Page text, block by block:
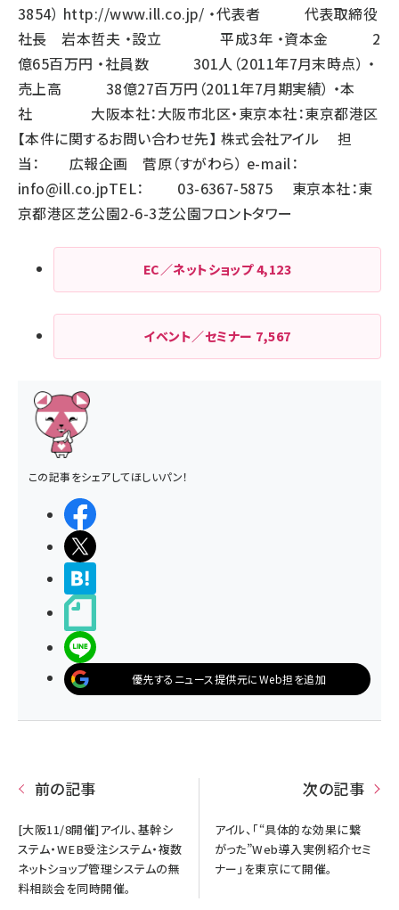
3854） http://www.ill.co.jp/ ・代表者 代表取締役
社長 岩本哲夫 ・設立 平成3年 ・資本金 2
億65百万円 ・社員数 301人（2011年7月末時点） ・
売上高 38億27百万円（2011年7月期実績） ・本
社 大阪本社：大阪市北区・東京本社：東京都港区
【本件に関するお問い合わせ先】 株式会社アイル 担
当： 広報企画 菅原（すがわら） e-mail：
info@ill.co.jpTEL： 03-6367-5875 東京本社：東
京都港区芝公園2-6-3芝公園フロントタワー
EC／ネットショップ4,123
イベント／セミナー 7,567
この記事をシェアしてほしいパン！
優先するニュース提供元にWeb担を追加
前の記事
[大阪11/8開催]アイル、基幹シ
ステム・WEB受注システム・複数
ネットショップ管理システムの無
料相談会を同時開催。
次の記事
アイル、「“具体的な効果に繋
がった”Web導入実例紹介セミ
ナー」を東京にて開催。